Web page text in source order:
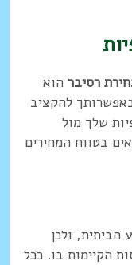
רסיברהוא
להקציב
שלך מול
בטווח המחירים
הביתית, ולכן
הקיימות בו. ככל